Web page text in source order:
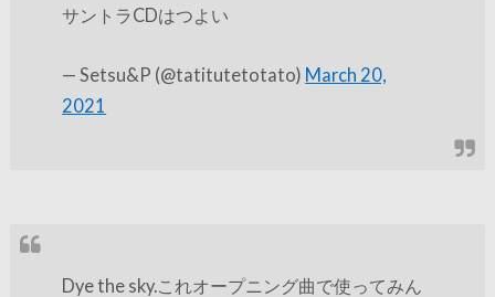
サントラCDはつよい
— Setsu&P (@tatitutetotato) March 20,
2021
Dye the sky.これオープニング曲で使ってみん